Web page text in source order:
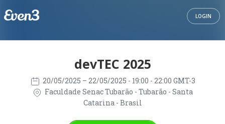
LOGIN
devTEC 2025
20/05/2025 – 22/05/2025 - 19:00 - 22:00 GMT-3
Faculdade Senac Tubarão - Tubarão - Santa
Catarina - Brasil